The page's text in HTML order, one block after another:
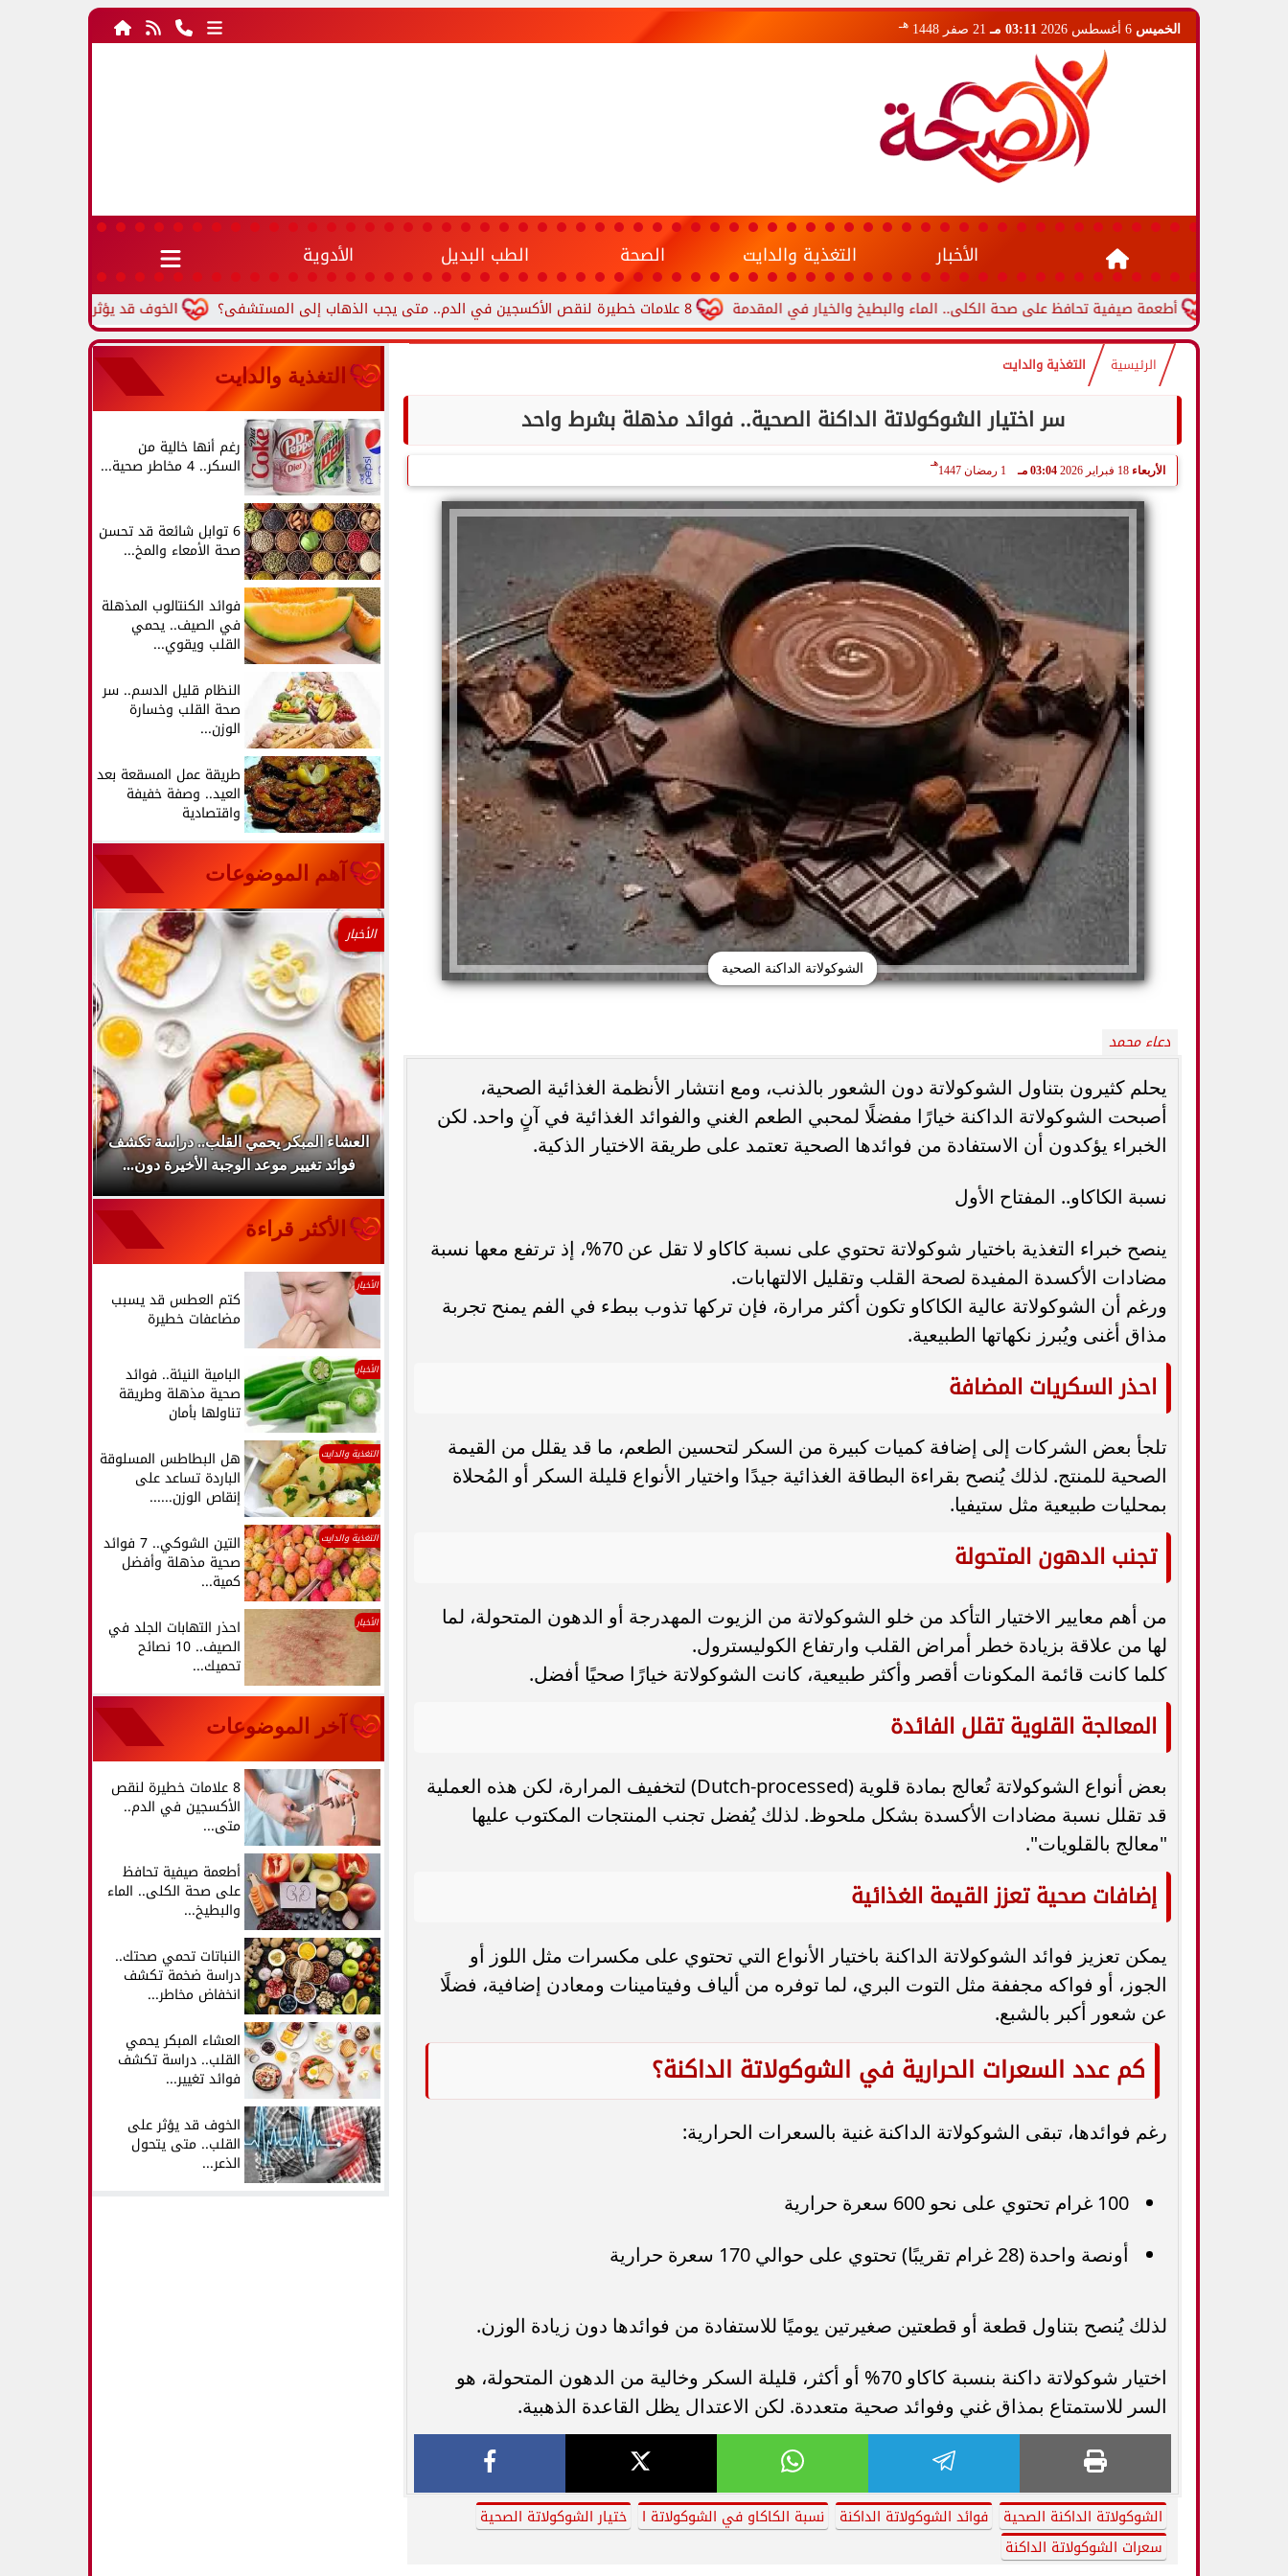
الخميس 03:11 مـ 21 صفر 1448 هـ
الأخبار التغذية والدايت الصحة الطب البديل الأدوية
الخوف قد يؤثر على القلب.. متى 8 علامات خطيرة لنقص الأكسجين في الدم.. متى يجب الذهاب إلى المستشفى؟ أطعمة صيفية تحافظ على صحة الكلى.. الماء والبطيخ والخيار في المقدمة
الرئيسية التغذية والدايت
سر اختيار الشوكولاتة الداكنة الصحية.. فوائد مذهلة بشرط واحد
الأربعاء 18 فبراير 2026 03:04 مـ 1 رمضان 1447
هـ
الشوكولاتة الداكنة الصحية
دعاء محمد
يحلم كثيرون بتناول الشوكولاتة دون الشعور بالذنب، ومع انتشار الأنظمة الغذائية الصحية،
أصبحت الشوكولاتة الداكنة خيارًا مفضلًا لمحبي الطعم الغني والفوائد الغذائية في آنٍ واحد. لكن
الخبراء يؤكدون أن الاستفادة من فوائدها الصحية تعتمد على طريقة الاختيار الذكية.
نسبة الكاكاو.. المفتاح الأول
ينصح خبراء التغذية باختيار شوكولاتة تحتوي على نسبة كاكاو لا تقل عن 70%، إذ ترتفع معها نسبة
مضادات الأكسدة المفيدة لصحة القلب وتقليل الالتهابات.
ورغم أن الشوكولاتة عالية الكاكاو تكون أكثر مرارة، فإن تركها تذوب ببطء في الفم يمنح تجربة
مذاق أغنى ويُبرز نكهاتها الطبيعية.
احذر السكريات المضافة
تلجأ بعض الشركات إلى إضافة كميات كبيرة من السكر لتحسين الطعم، ما قد يقلل من القيمة
الصحية للمنتج. لذلك يُنصح بقراءة البطاقة الغذائية جيدًا واختيار الأنواع قليلة السكر أو المُحلاة
بمحليات طبيعية مثل ستيفيا.
تجنب الدهون المتحولة
من أهم معايير الاختيار التأكد من خلو الشوكولاتة من الزيوت المهدرجة أو الدهون المتحولة، لما
لها من علاقة بزيادة خطر أمراض القلب وارتفاع الكوليسترول.
كلما كانت قائمة المكونات أقصر وأكثر طبيعية، كانت الشوكولاتة خيارًا صحيًا أفضل.
المعالجة القلوية تقلل الفائدة
بعض أنواع الشوكولاتة تُعالج بمادة قلوية (Dutch-processed) لتخفيف المرارة، لكن هذه العملية
قد تقلل نسبة مضادات الأكسدة بشكل ملحوظ. لذلك يُفضل تجنب المنتجات المكتوب عليها
"معالج بالقلويات".
إضافات صحية تعزز القيمة الغذائية
يمكن تعزيز فوائد الشوكولاتة الداكنة باختيار الأنواع التي تحتوي على مكسرات مثل اللوز أو
الجوز، أو فواكه مجففة مثل التوت البري، لما توفره من ألياف وفيتامينات ومعادن إضافية، فضلًا
عن شعور أكبر بالشبع.
كم عدد السعرات الحرارية في الشوكولاتة الداكنة؟
رغم فوائدها، تبقى الشوكولاتة الداكنة غنية بالسعرات الحرارية:
100 غرام تحتوي على نحو 600 سعرة حرارية
أونصة واحدة (28 غرام تقريبًا) تحتوي على حوالي 170 سعرة حرارية
لذلك يُنصح بتناول قطعة أو قطعتين صغيرتين يوميًا للاستفادة من فوائدها دون زيادة الوزن.
اختيار شوكولاتة داكنة بنسبة كاكاو 70% أو أكثر، قليلة السكر وخالية من الدهون المتحولة، هو
السر للاستمتاع بمذاق غني وفوائد صحية متعددة. لكن الاعتدال يظل القاعدة الذهبية.
الشوكولاتة الداكنة الصحية فوائد الشوكولاتة الداكنة نسبة الكاكاو في الشوكولاتة ا
ختيار الشوكولاتة الصحية
سعرات الشوكولاتة الداكنة
التغذية والدايت
رغم أنها خالية من
السكر.. 4 مخاطر صحية...
6 توابل شائعة قد تحسن
صحة الأمعاء والمخ...
فوائد الكنتالوب المذهلة
في الصيف.. يحمي
القلب ويقوي...
النظام قليل الدسم.. سر
صحة القلب وخسارة
الوزن...
طريقة عمل المسقعة بعد
العيد.. وصفة خفيفة
واقتصادية
آهم الموضوعات
8 علامات خطيرة لنقص الأكسجين في الدم..
أطعمة صيفية تحافظ على صحة الكلى.. الماء
النباتات تحمي صحتك.. دراسة ضخمة تكشف
الأخبار
العشاء المبكر يحمي القلب.. دراسة تكشف
فوائد تغيير موعد الوجبة الأخيرة دون...
الأكثر قراءة
الأخبار
كتم العطس قد يسبب
مضاعفات خطيرة
الأخبار البامية النيئة.. فوائد
صحية مذهلة وطريقة
تناولها بأمان
التغذية والدايت هل البطاطس المسلوقة
الباردة تساعد على
إنقاص الوزن......
التغذية والدايت التين الشوكي.. 7 فوائد
صحية مذهلة وأفضل
كمية...
الأخبار احذر التهابات الجلد في
الصيف.. 10 نصائح
تحميك...
آخر الموضوعات
8 علامات خطيرة لنقص
الأكسجين في الدم..
متى...
أطعمة صيفية تحافظ
على صحة الكلى.. الماء
والبطيخ...
النباتات تحمي صحتك..
دراسة ضخمة تكشف
انخفاض مخاطر...
العشاء المبكر يحمي
القلب.. دراسة تكشف
فوائد تغيير...
الخوف قد يؤثر على
القلب.. متى يتحول
الذعر...